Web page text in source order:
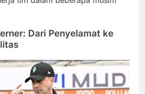
Dari Penyelamat ke